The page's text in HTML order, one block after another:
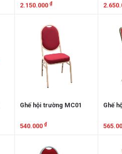
2.150.000 ₫
Ghế hội trường MC01
540.000 ₫
Ghế